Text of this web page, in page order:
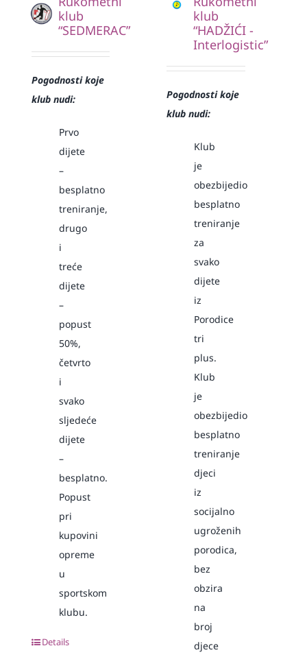
klub
“SEDMERAC”
Pogodnosti koje
klub nudi:
Prvo
dijete
–
besplatno
treniranje,
drugo
i
treće
dijete
–
popust
50%,
četvrto
i
svako
sljedeće
dijete
–
besplatno.
Popust
pri
kupovini
opreme
u
sportskom
klubu.
Details
klub
“HADŽIĆI -
Interlogistic”
Pogodnosti koje
klub nudi:
Klub
je
obezbijedio
besplatno
treniranje
za
svako
dijete
iz
Porodice
tri
plus.
Klub
je
obezbijedio
besplatno
treniranje
djeci
iz
socijalno
ugroženih
porodica,
bez
obzira
na
broj
djece